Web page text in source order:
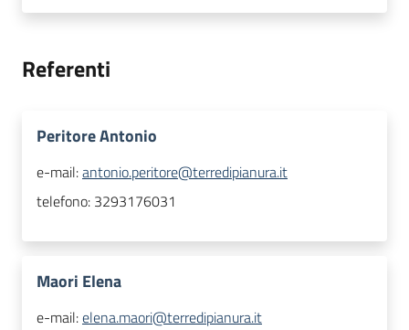
Referenti
Peritore Antonio
e-mail:antonio.peritore@terredipianura.it
telefono: 3293176031
Maori Elena
e-mail:elena.maori@terredipianura.it